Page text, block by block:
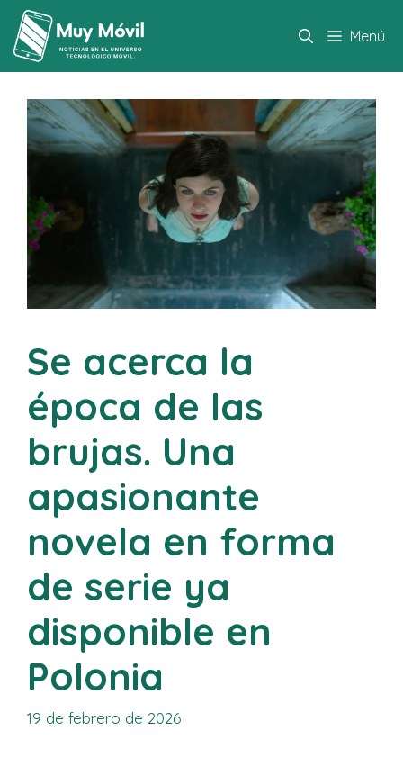
Saltar
contenido
Menú
Se acerca la
época de las
brujas. Una
apasionante
novela en forma
de serie ya
disponible en
Polonia
19 de febrero de 2026